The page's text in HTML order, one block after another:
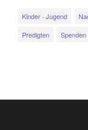
Kinder · Jugend
Predigten
Spenden